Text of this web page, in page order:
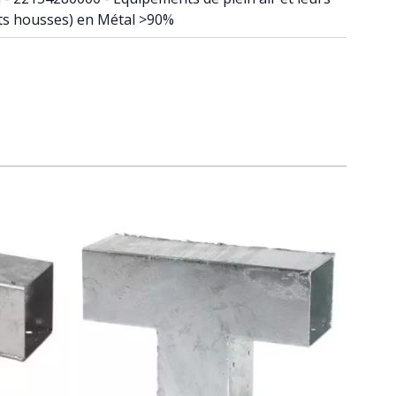
housses) en Métal >90%